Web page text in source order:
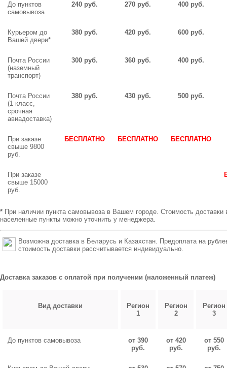
До пунктов
самовывоза
240 руб. 270 руб. 400 руб.
Курьером до
Вашей двери*
380 руб. 420 руб. 600 руб.
Почта России
(наземный
транспорт)
300 руб. 360 руб. 400 руб.
Почта России
(1 класс,
срочная
авиадоставка)
380 руб. 430 руб. 500 руб.
При заказе
свыше 9800
руб.
БЕСПЛАТНО БЕСПЛАТНО БЕСПЛАТНО
При заказе
свыше 15000
руб.
* При наличии пункта самовывоза в Вашем городе. Стоимость доставки
населенные пункты можно уточнить у менеджера.
Возможна доставка в Беларусь и Казахстан. Предоплата на
стоимость доставки рассчитывается индивидуально.
Доставка заказов с оплатой при получении (наложенный платеж)
Вид доставки
Регион
1
Регион
2
Регион
3
До пунктов самовывоза
от 390
руб.
от 420
руб.
от 550
руб.